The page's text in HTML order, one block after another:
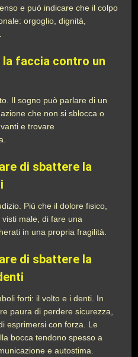
e può indicare che il colpo
orgoglio, dignità,
faccia contro un
Il sogno può parlare di un
che non si sblocca o
e trovare
di sbattere la
Più che il dolore fisico,
male, di fare una
in una propria fragilità.
di sbattere la
forti: il volto e i denti. In
paura di perdere sicurezza,
esprimersi con forza. Le
bocca tendono spesso a
e autostima.